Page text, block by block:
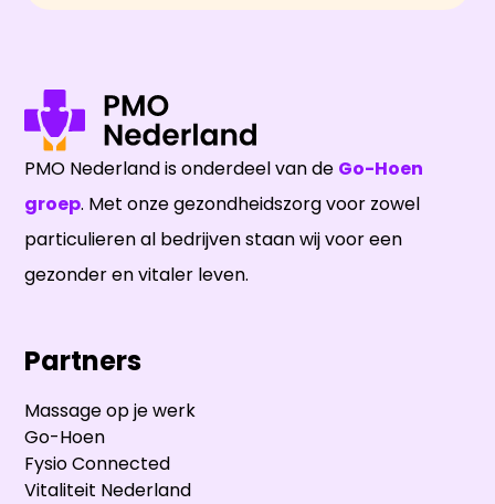
PMO Nederland is onderdeel van de Go-Hoen
groep. Met onze gezondheidszorg voor zowel
particulieren al bedrijven staan wij voor een
gezonder en vitaler leven.
Partners
Massage op je werk
Go-Hoen
Fysio Connected
Vitaliteit Nederland